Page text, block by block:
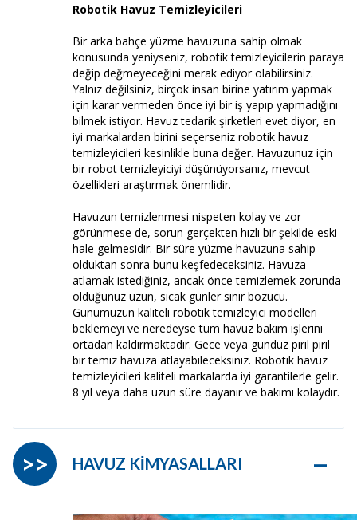
Robotik Havuz Temizleyicileri
Bir arka bahçe yüzme havuzuna sahip olmak
konusunda yeniyseniz, robotik temizleyicilerin paraya
değip değmeyeceğini merak ediyor olabilirsiniz.
Yalnız değilsiniz, birçok insan birine yatırım yapmak
için karar vermeden önce iyi bir iş yapıp yapmadığını
bilmek istiyor. Havuz tedarik şirketleri evet diyor, en
iyi markalardan birini seçerseniz robotik havuz
temizleyicileri kesinlikle buna değer. Havuzunuz için
bir robot temizleyiciyi düşünüyorsanız, mevcut
özellikleri araştırmak önemlidir.
Havuzun temizlenmesi nispeten kolay ve zor
görünmese de, sorun gerçekten hızlı bir şekilde eski
hale gelmesidir. Bir süre yüzme havuzuna sahip
olduktan sonra bunu keşfedeceksiniz. Havuza
atlamak istediğiniz, ancak önce temizlemek zorunda
olduğunuz uzun, sıcak günler sinir bozucu.
Günümüzün kaliteli robotik temizleyici modelleri
beklemeyi ve neredeyse tüm havuz bakım işlerini
ortadan kaldırmaktadır. Gece veya gündüz pırıl pırıl
bir temiz havuza atlayabileceksiniz. Robotik havuz
temizleyicileri kaliteli markalarda iyi garantilerle gelir.
8 yıl veya daha uzun süre dayanır ve bakımı kolaydır.
HAVUZ KİMYASALLARI –
>>